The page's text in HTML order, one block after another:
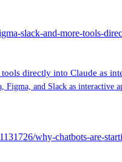
slack-and-more-tools-
directly into Claude as
and Slack as interactive
why-chatbots-are-